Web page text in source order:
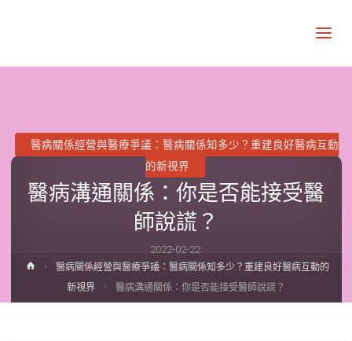
醫病溝通關係：你是否能接受醫
師說謊？
2022-02-22
醫病關係經營與醫療爭議：醫病關係知多少？重建良好醫病互動
的新視界
Home醫病關係經營與醫療爭議：醫病關係知多少？重建良好醫病互動的
新視界
醫病溝通關係：你是否能接受醫師說謊？